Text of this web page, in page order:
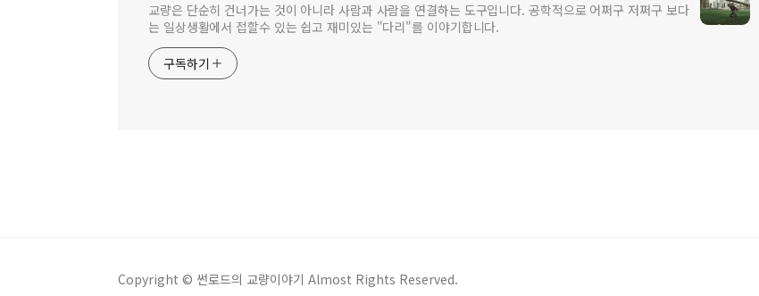
교량은 단순히 건너가는 것이 아니라 사람과 사람을 연결하는 도구입니다. 공학적으로 어쩌구 저쩌구 보다
는 일상생활에서 접할수 있는 쉽고 재미있는 "다리"를 이야기합니다.
구독하기
Copyright © 썬로드의 교량이야기 Almost Rights Reserved.